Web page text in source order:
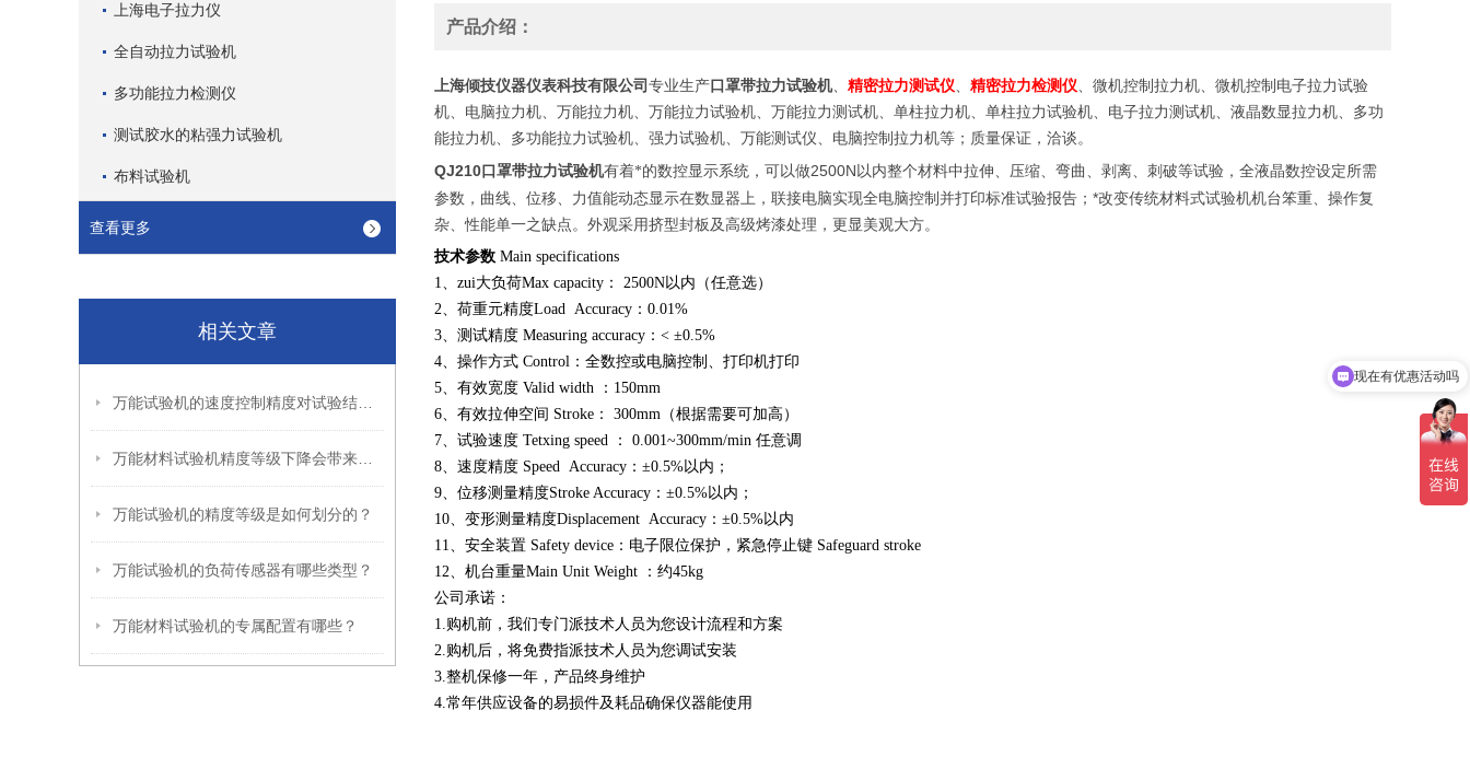
上海电子拉力仪
全自动拉力试验机
多功能拉力检测仪
测试胶水的粘强力试验机
布料试验机
查看更多
相关文章
万能试验机的精度等级是如何划分的？
万能试验机的负荷传感器有哪些类型？
万能材料试验机的专属配置有哪些？
产品介绍：
上海倾技仪器仪表科技有限公司 专业生产口罩带拉力试验机、 精密拉力测试仪、 精密拉力检测仪、微机控制拉力机、微机控制电子拉力试验
机、电脑拉力机、万能拉力机、万能拉力试验机、万能拉力测试机、单柱拉力机、单柱拉力试验机、电子拉力测试机、液晶数显拉力机、多功
能拉力机、多功能拉力试验机、强力试验机、万能测试仪、电脑控制拉力机等；质量保证，洽谈。
QJ210口罩带拉力试验机有着*的数控显示系统，可以做2500N 以内整个材料中拉伸、压缩、弯曲、剥离、刺破等试验，全液晶数控设定所需
参数，曲线、位移、力值能动态显示在数显器上，联接电脑实现全电脑控制并打印标准试验报告； *改变传统材料式试验机机台笨重、操作复
杂、性能单一之缺点。外观采用挤型封板及高级烤漆处理，更显美观大方。
技术参数 Main specifications
1、 zui大负荷Max capacity ： 2500N以内（任意选）
2、荷重元精度Load Accuracy ： 0.01%
3、测试精度 Measuring accuracy ： < ±0.5%
4、操作方式 Control ：全数控或电脑控制、打印机打印
5、有效宽度 Valid width ： 150mm
6、有效拉伸空间 Stroke ： 300mm （根据需要可加高）
7、试验速度 Tetxing speed ： 0.001~300mm/min 任意调
8、速度精度 Speed Accuracy ： ±0.5%以内；
9、位移测量精度Stroke Accuracy ： ±0.5%以内；
10、变形测量精度Displacement Accuracy ： ±0.5%以内
11、安全装置 Safety device ：电子限位保护，紧急停止键 Safeguard stroke
12、机台重量Main Unit Weight ：约45kg
公司承诺：
1.购机前，我们专门派技术人员为您设计流程和方案
2.购机后，将免费指派技术人员为您调试安装
3.整机保修一年，产品终身维护
4.常年供应设备的易损件及耗品确保仪器能使用
可以介绍下你们的产品么
现在有优惠活动吗